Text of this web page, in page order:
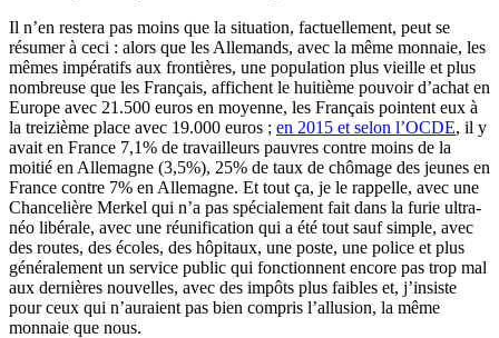
Il n’en restera pas moins que la situation, factuellement, peut se
résumer à ceci : alors que les Allemands, avec la même monnaie, les
mêmes impératifs aux frontières, une population plus vieille et plus
nombreuse que les Français, affichent le huitième pouvoir d’achat en
Europe avec 21.500 euros en moyenne, les Français pointent eux à
la treizième place avec 19.000 euros ; en 2015 et selon l’OCDE, il y
avait en France 7,1% de travailleurs pauvres contre moins de la
moitié en Allemagne (3,5%), 25% de taux de chômage des jeunes en
France contre 7% en Allemagne. Et tout ça, je le rappelle, avec une
Chancelière Merkel qui n’a pas spécialement fait dans la furie ultra-
néo libérale, avec une réunification qui a été tout sauf simple, avec
des routes, des écoles, des hôpitaux, une poste, une police et plus
généralement un service public qui fonctionnent encore pas trop mal
aux dernières nouvelles, avec des impôts plus faibles et, j’insiste
pour ceux qui n’auraient pas bien compris l’allusion, la même
monnaie que nous.